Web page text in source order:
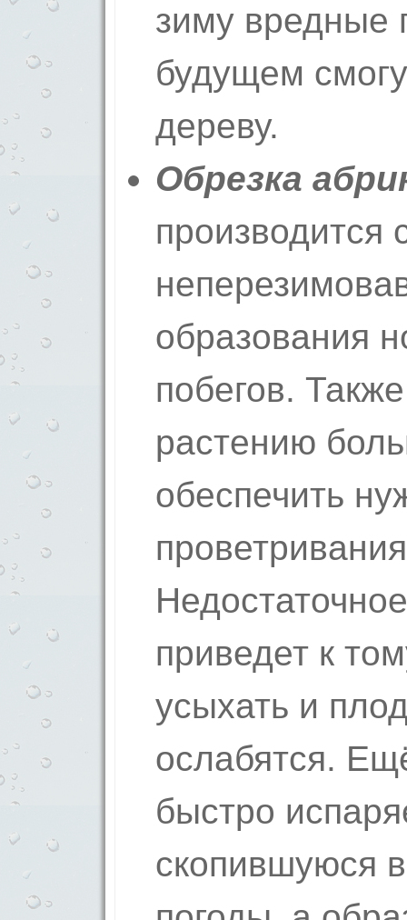
зиму вредные
будущем
дереву.
Обрезка
производится
образования
побегов.
растению
обеспечить
приведет к
усыхать и
ослабятся.
быстро
скопившуюся